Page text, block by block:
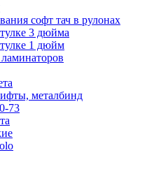
софт тач в рулонах
3 дюйма
1 дюйм
металбинд
73